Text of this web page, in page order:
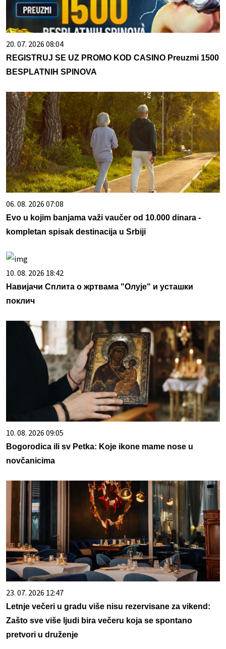
20. 07. 2026 08:04
REGISTRUJ SE UZ PROMO KOD CASINO Preuzmi 1500
BESPLATNIH SPINOVA
06. 08. 2026 07:08
Evo u kojim banjama važi vaučer od 10.000 dinara -
kompletan spisak destinacija u Srbiji
10. 08. 2026 18:42
Навијачи Сплита о жртвама "Олује" и усташки
поклич
10. 08. 2026 09:05
Bogorodica ili sv Petka: Koje ikone mame nose u
novčanicima
23. 07. 2026 12:47
Letnje večeri u gradu više nisu rezervisane za vikend:
Zašto sve više ljudi bira večeru koja se spontano
pretvori u druženje